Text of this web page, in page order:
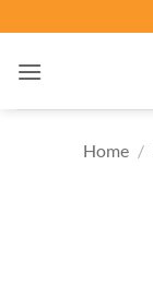
ai
contenuti
Home /